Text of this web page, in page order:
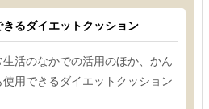
るダイエットクッション
活のなかでの活用のほか、かん
用できるダイエットクッション